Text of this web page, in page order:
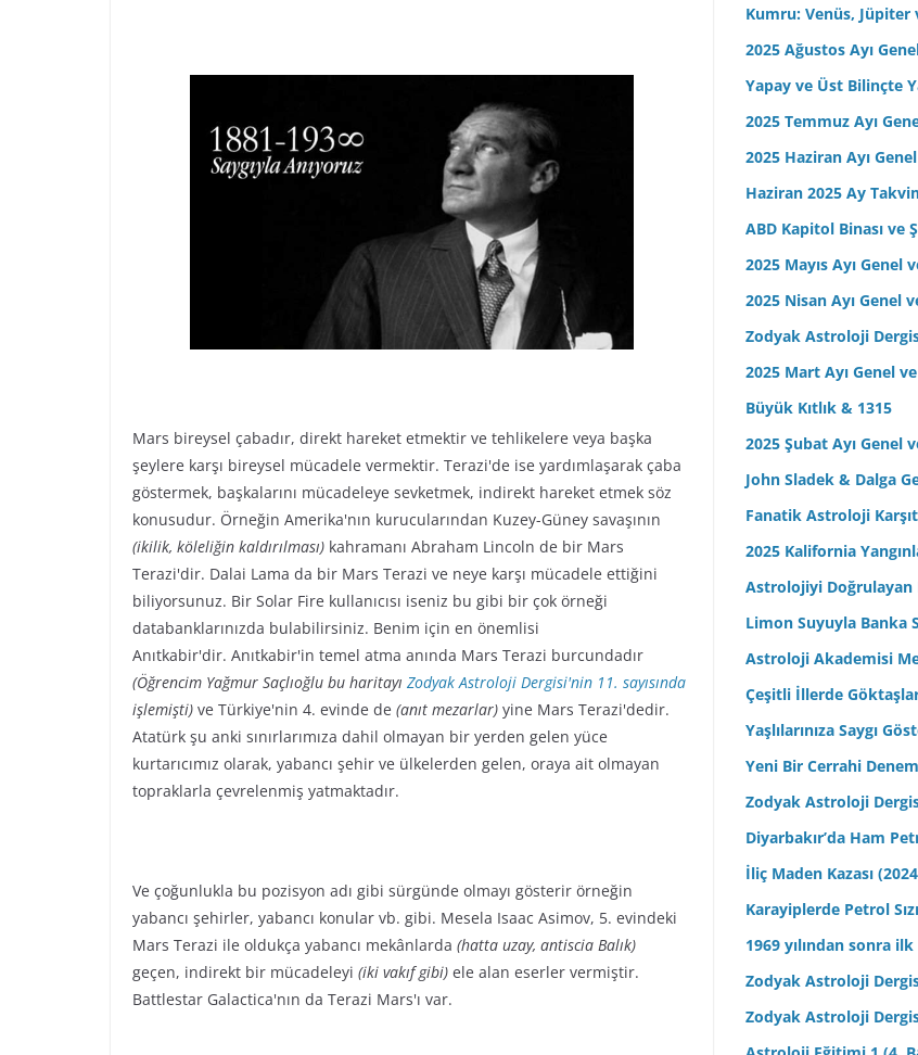
Mars bireysel çabadır, direkt hareket etmektir ve tehlikelere veya başka
şeylere karşı bireysel mücadele vermektir. Terazi'de ise yardımlaşarak çaba
göstermek, başkalarını mücadeleye sevketmek, indirekt hareket etmek söz
konusudur. Örneğin Amerika'nın kurucularından Kuzey-Güney savaşının
(ikilik, köleliğin kaldırılması) kahramanı Abraham Lincoln de bir Mars
Terazi'dir. Dalai Lama da bir Mars Terazi ve neye karşı mücadele ettiğini
biliyorsunuz. Bir Solar Fire kullanıcısı iseniz bu gibi bir çok örneği
databanklarınızda bulabilirsiniz. Benim için en önemlisi
Anıtkabir'dir. Anıtkabir'in temel atma anında Mars Terazi burcundadır
(Öğrencim Yağmur Saçlıoğlu bu haritayı Zodyak Astroloji Dergisi'nin 11. sayısında
işlemişti) ve Türkiye'nin 4. evinde de (anıt mezarlar) yine Mars Terazi'dedir.
Atatürk şu anki sınırlarımıza dahil olmayan bir yerden gelen yüce
kurtarıcımız olarak, yabancı şehir ve ülkelerden gelen, oraya ait olmayan
topraklarla çevrelenmiş yatmaktadır.
Ve çoğunlukla bu pozisyon adı gibi sürgünde olmayı gösterir örneğin
yabancı şehirler, yabancı konular vb. gibi. Mesela Isaac Asimov, 5. evindeki
Mars Terazi ile oldukça yabancı mekânlarda (hatta uzay, antiscia Balık)
geçen, indirekt bir mücadeleyi (iki vakıf gibi) ele alan eserler vermiştir.
Battlestar Galactica'nın da Terazi Mars'ı var.
Kumru: Venüs, Jüpiter
2025 Ağustos Ayı
Yapay ve Üst Bilinçte
2025 Temmuz Ayı
2025 Haziran Ayı
Haziran 2025 Ay
ABD Kapitol Binası ve
2025 Mayıs Ayı
2025 Nisan Ayı Genel
Zodyak Astroloji
2025 Mart Ayı Genel
Büyük Kıtlık & 1315
2025 Şubat Ayı Genel
John Sladek & Dalga
Fanatik Astroloji
2025 Kalifornia
Astrolojiyi Doğrulayan
Limon Suyuyla Banka
Astroloji Akademisi
Çeşitli İllerde
Yaşlılarınıza Saygı
Yeni Bir Cerrahi
Zodyak Astroloji
Diyarbakır’da Ham
İliç Maden Kazası
Karayiplerde Petrol
1969 yılından sonra
Zodyak Astroloji
Zodyak Astroloji